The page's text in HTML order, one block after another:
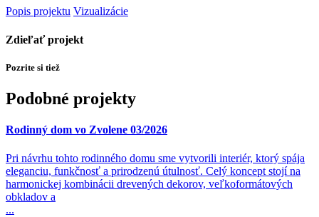
Popis projektu Vizualizácie
Zdieľať projekt
Pozrite si tiež
Podobné projekty
Rodinný dom vo Zvolene 03/2026
Pri návrhu tohto rodinného domu sme vytvorili interiér, ktorý spája
eleganciu, funkčnosť a prirodzenú útulnosť. Celý koncept stojí na
harmonickej kombinácii drevených dekorov, veľkoformátových
obkladov a
...